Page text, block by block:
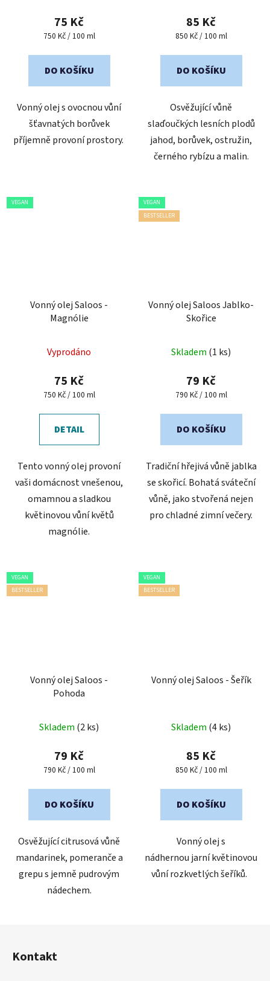
75 Kč
Měrná
750 Kč / 100 ml
DO KOŠÍKU
Vonný olej s ovocnou vůní
šťavnatých borůvek
příjemně provoní prostory.
85 Kč
Měrná
850 Kč / 100 ml
DO KOŠÍKU
Osvěžující vůně
slaďoučkých lesních plodů
jahod, borůvek, ostružin,
černého rybízu a malin.
VEGAN
Vonný olej Saloos -
Magnólie
hodnocení
produktu
je
z
Vyprodáno
75 Kč
Měrná
750 Kč / 100 ml
DETAIL
Tento vonný olej provoní
vaši domácnost vnešenou,
omamnou a sladkou
květinovou vůní květů
magnólie.
VEGAN
BESTSELLER
Vonný olej Saloos Jablko-
Skořice
Skladem (1 ks)
79 Kč
Měrná
790 Kč / 100 ml
DO KOŠÍKU
Tradiční hřejivá vůně jablka
se skořicí. Bohatá sváteční
vůně, jako stvořená nejen
pro chladné zimní večery.
VEGAN
BESTSELLER
Vonný olej Saloos -
Pohoda
Skladem (2 ks)
79 Kč
Měrná
790 Kč / 100 ml
DO KOŠÍKU
Osvěžující citrusová vůně
mandarinek, pomeranče a
grepu s jemně pudrovým
nádechem.
VEGAN
BESTSELLER
Vonný olej Saloos - Šeřík
Skladem (4 ks)
85 Kč
Měrná
850 Kč / 100 ml
DO KOŠÍKU
Vonný olej s
nádhernou jarní květinovou
vůní rozkvetlých šeříků.
Kontakt